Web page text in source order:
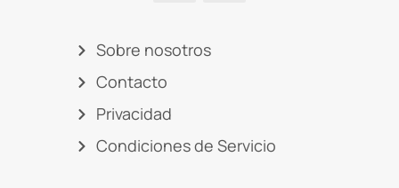
Sobre nosotros
Contacto
Privacidad
Condiciones de Servicio